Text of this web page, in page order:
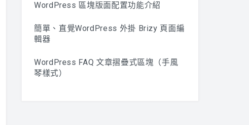
WordPress 區塊版面配置功能介紹
簡單、直覺WordPress 外掛 Brizy 頁面編
輯器
WordPress FAQ 文章摺疊式區塊（手風
琴樣式）